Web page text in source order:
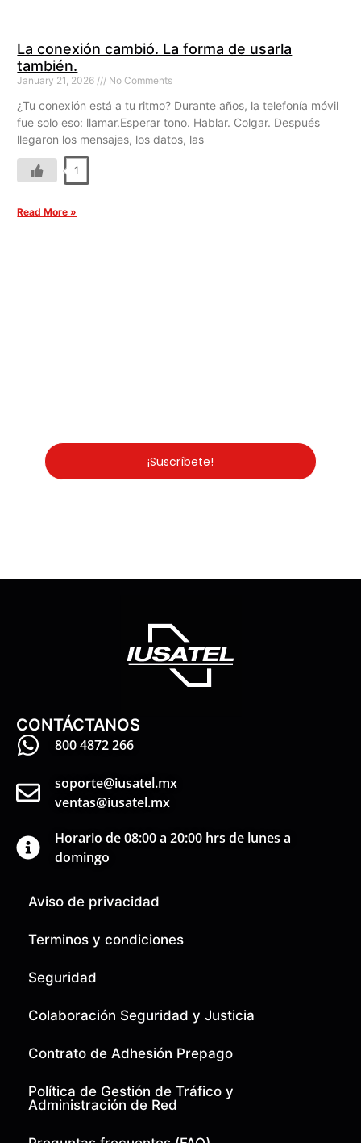
La conexión cambió. La forma de usarla
también.
January 21, 2026 No Comments
¿Tu conexión está a tu ritmo? Durante años, la telefonía móvil
fue solo eso: llamar.Esperar tono. Hablar. Colgar. Después
llegaron los mensajes, los datos, las
1
Read More »
¡Suscríbete!
CONTÁCTANOS
800 4872 266
soporte@iusatel.mx
ventas@iusatel.mx
Horario de 08:00 a 20:00 hrs de lunes a
domingo
Aviso de privacidad
Terminos y condiciones
Seguridad
Colaboración Seguridad y Justicia
Contrato de Adhesión Prepago
Política de Gestión de Tráfico y
Administración de Red